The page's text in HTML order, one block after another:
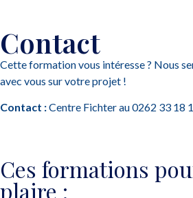
Contact
Cette formation vous intéresse ? Nous
avec vous sur votre projet !
Contact :Centre Fichter au 0262 33 18
Ces formations
plaire :